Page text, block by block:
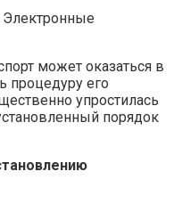
Электронные
может оказаться в
процедуру его
упростилась
порядок